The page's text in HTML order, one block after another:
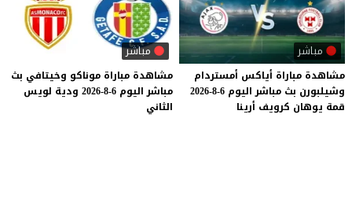
مباشر
مشاهدة مباراة أياكس أمستردام
وشيلبورن بث مباشر اليوم 6-8-2026
قمة يوهان كرويف أرينا
مباشر
مشاهدة مباراة موناكو وخيتافي بث
مباشر اليوم 6-8-2026 ودية لويس
الثاني